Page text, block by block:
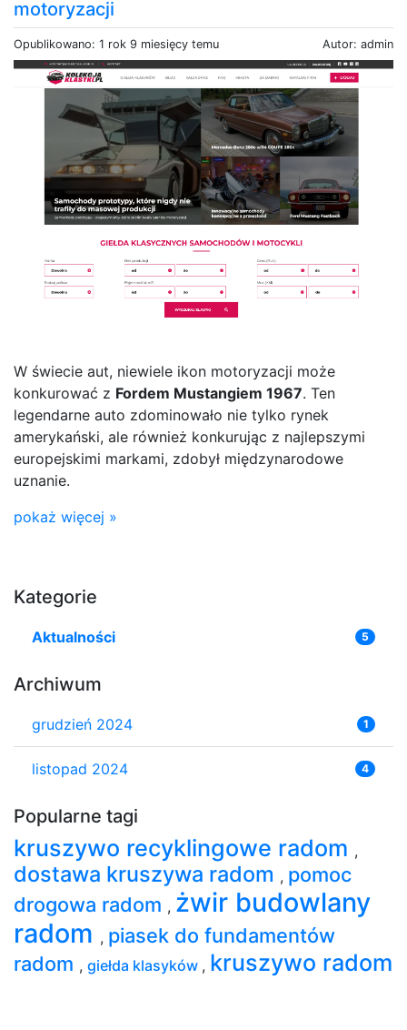
motoryzacji
Opublikowano: 1 rok 9 miesięcy temu Autor: admin
W świecie aut, niewiele ikon motoryzacji może
konkurować z Fordem Mustangiem 1967. Ten
legendarne auto zdominowało nie tylko rynek
amerykański, ale również konkurując z najlepszymi
europejskimi markami, zdobył międzynarodowe
uznanie.
pokaż więcej »
Kategorie
Aktualności 5
Archiwum
grudzień 2024 1
listopad 2024 4
Popularne tagi
kruszywo recyklingowe radom ,
dostawa kruszywa radom , pomoc
drogowa radom , żwir budowlany
radom , piasek do fundamentów
radom , giełda klasyków , kruszywo radom